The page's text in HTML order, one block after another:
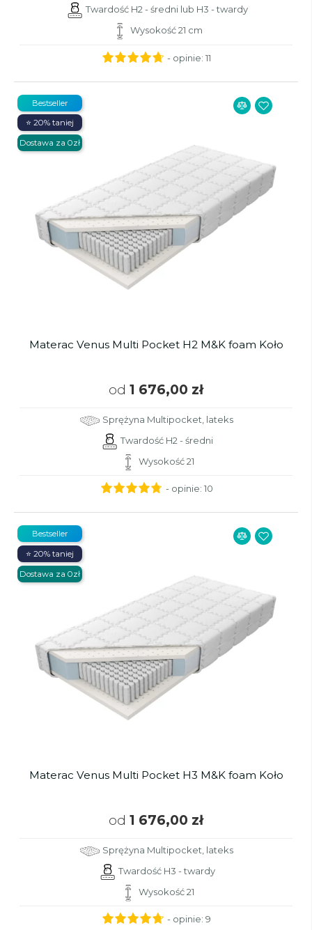
Twardość H2 - średni lub H3 - twardy
Wysokość 21 cm
- opinie: 11
Materac Venus Multi Pocket H2 M&K foam Koło
od 1 676,00 zł
Sprężyna Multipocket, lateks
Twardość H2 - średni
Wysokość 21
Bestseller
⭐ 20% taniej
Dostawa za 0zł
- opinie: 10
Materac Venus Multi Pocket H3 M&K foam Koło
od 1 676,00 zł
Sprężyna Multipocket, lateks
Twardość H3 - twardy
Wysokość 21
Bestseller
⭐ 20% taniej
Dostawa za 0zł
- opinie: 9